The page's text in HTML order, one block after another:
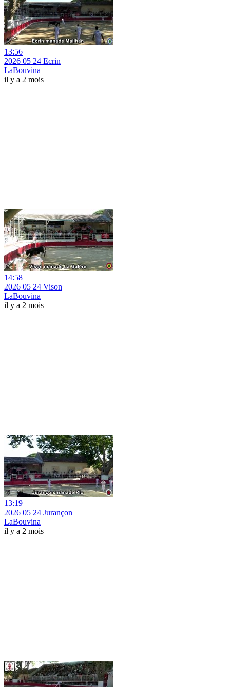
13:56
2026 05 24 Ecrin
LaBouvina
il y a 2 mois
14:58
2026 05 24 Vison
LaBouvina
il y a 2 mois
13:19
2026 05 24 Jurançon
LaBouvina
il y a 2 mois